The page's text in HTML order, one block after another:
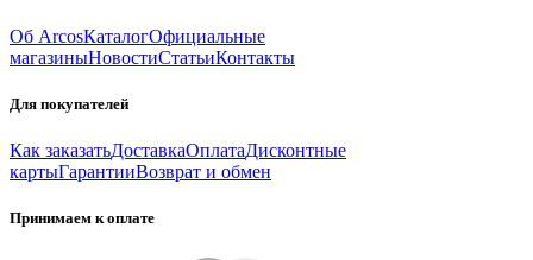
Об ArcosКаталогОфициальные
магазиныНовостиСтатьиКонтакты
Для покупателей
Как заказатьДоставкаОплатаДисконтные
картыГарантииВозврат и обмен
Принимаем к оплате